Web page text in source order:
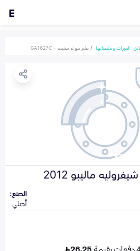
E
القيرات وملحقاتها فلتر هواء مكينة - GA1627C
ماليبو 2012
الصنع:
أصلي